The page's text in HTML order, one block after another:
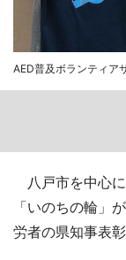
AED普及ボランティア
八戸市を中心
「いのちの輪」
労者の県知事表彰